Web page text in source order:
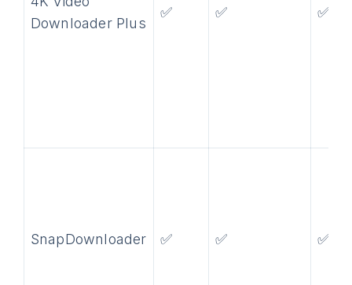
Downloader Plus
✅ ✅ ✅
SnapDownloader ✅ ✅ ✅